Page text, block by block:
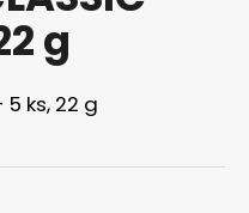
g
5 ks, 22 g